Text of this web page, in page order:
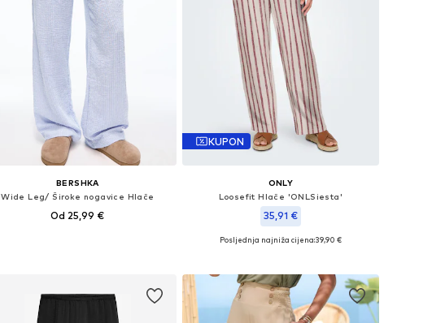
BERSHKA
Wide Leg/ Široke nogavice Hlače
Od 25,99 €
KUPON
ONLY
Loosefit Hlače 'ONLSiesta'
35,91 €
+4
Dostupno u više veličina
Posljednja najniža cijena:39,90 €